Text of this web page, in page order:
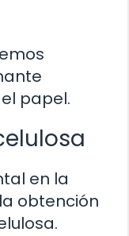
papel.
en la
obtención